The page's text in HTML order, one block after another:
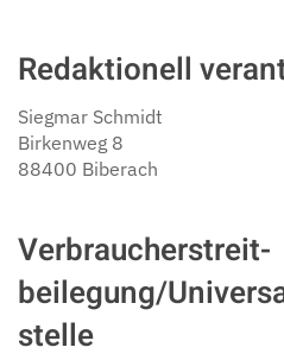
Redaktionell
Siegmar Schmidt
Birkenweg 8
88400 Biberach
Verbraucher­streit­
beilegung/
stelle